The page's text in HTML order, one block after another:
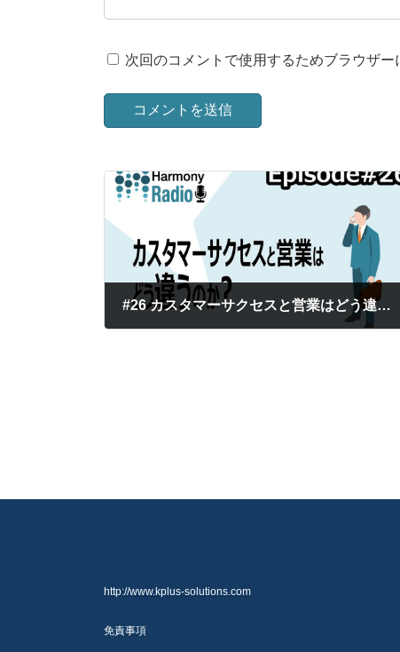
次回のコメントで使用するためブラウザ
#26 カスタマーサクセスと営業はどう違うのか？（カスタマーサクセスってどんな職業？その1）
http://www.kplus-solutions.com
免責事項